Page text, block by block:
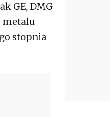
GE, DMG
metalu
stopnia